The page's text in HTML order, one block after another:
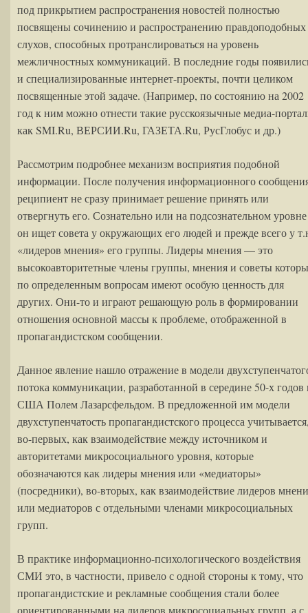
под прикрытием распространения новостей полностью
посвящены сочинению и распространению правдоподобных
слухов, способных протранслироваться на уровень
межличностных коммуникаций. В последние годы
и специализированные интернет-проекты, почти целиком
посвященные этой задаче. (Например, по состоянию на 2002
год к ним можно отнести такие русскоязычные медиа-
как SMI.Ru, ВЕРСИИ.Ru, ГАЗЕТА.Ru, РусГлобус и др.)
Рассмотрим подробнее механизм восприятия подобной
информации. После получения информационного
реципиент не сразу принимает решение принять или
отвергнуть его. Сознательно или на подсознательном уровне
он ищет совета у окружающих его людей и прежде всего у
«лидеров мнения» его группы. Лидеры мнения — это
высокоавторитетные члены группы, мнения и советы
по определенным вопросам имеют особую ценность для
других. Они-то и играют решающую роль в формировании
отношения основной массы к проблеме, отображенной в
пропагандистском сообщении.
Данное явление нашло отражение в модели
потока коммуникации, разработанной в середине 50-х годов
США Полем Лазарсфельдом. В предложенной им модели
двухступенчатость пропагандистского процесса
во-первых, как взаимодействие между источником и
авторитетами микросоциального уровня, которые
обозначаются как лидеры мнения или «медиаторы»
(посредники), во-вторых, как взаимодействие лидеров
или медиаторов с отдельными членами микросоциальных
групп.
В практике информационно-психологического воздействия
СМИ это, в частности, привело с одной стороны к тому, что
пропагандистские и рекламные сообщения стали более
ориентированными на лидеров микросоциальных групп, а с